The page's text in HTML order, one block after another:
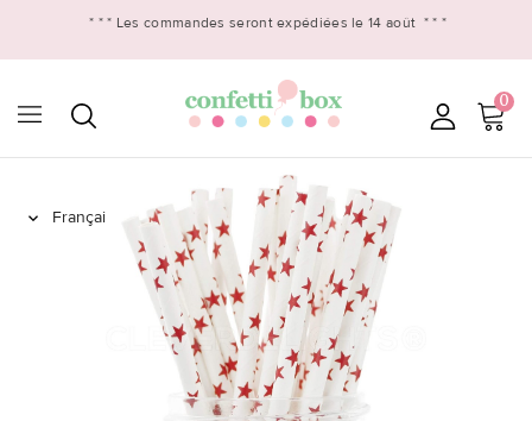
* * * Les commandes seront expédiées le 14 août * * *
0
